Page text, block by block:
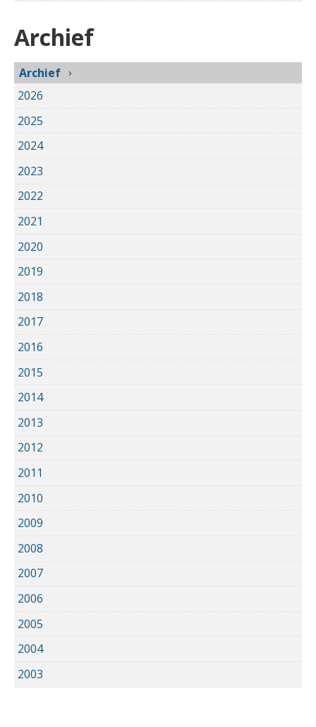
Archief
Archief
2026
2025
2024
2023
2022
2021
2020
2019
2018
2017
2016
2015
2014
2013
2012
2011
2010
2009
2008
2007
2006
2005
2004
2003